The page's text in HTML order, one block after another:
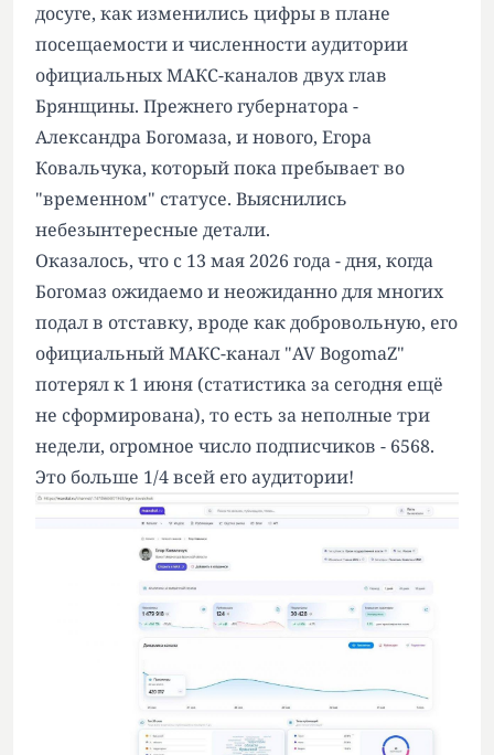
досуге, как изменились цифры в плане
посещаемости и численности аудитории
официальных МАКС-каналов двух глав
Брянщины. Прежнего губернатора -
Александра Богомаза, и нового, Егора
Ковальчука, который пока пребывает во
"временном" статусе. Выяснились
небезынтересные детали.
Оказалось, что с 13 мая 2026 года - дня, когда
Богомаз ожидаемо и неожиданно для многих
подал в отставку, вроде как добровольную, его
официальный МАКС-канал "AV BogomaZ"
потерял к 1 июня (статистика за сегодня ещё
не сформирована), то есть за неполные три
недели, огромное число подписчиков - 6568.
Это больше 1/4 всей его аудитории!